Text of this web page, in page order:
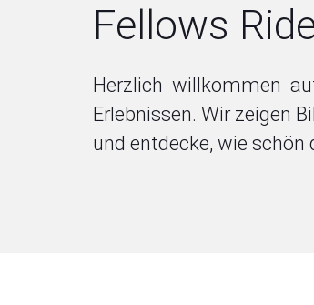
Fellows
Herzlich willkommen
Erlebnissen. Wir zeigen
und entdecke, wie schön